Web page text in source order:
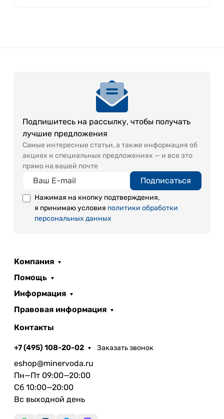
Подпишитесь на рассылку, чтобы получать
лучшие предложения
Самые интересные статьи, а также информация об
акциях и специальных предложениях — и все это
прямо на вашей почте
Подписаться
Нажимая на кнопку подтверждения,
я принимаю условия политики обработки
персональных данных
Компания
Помощь
Информация
Правовая информация
Контакты
+7 (495) 108-20-02 Заказать звонок
eshop@minervoda.ru
Пн—Пт 09:00—20:00
Сб 10:00—20:00
Вс выходной день